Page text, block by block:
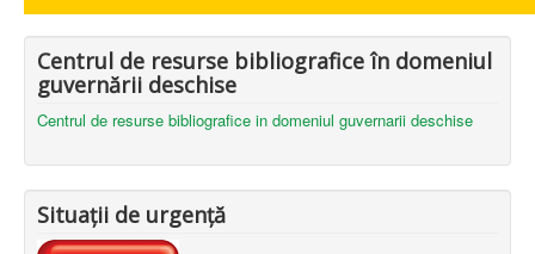
Centrul de resurse bibliografice în domeniul
guvernării deschise
Centrul de resurse bibliografice in domeniul guvernarii deschise
Situații de urgență